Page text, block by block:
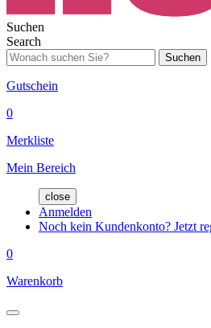
Suchen
Search
Suchen
Gutschein
0
Merkliste
Mein Bereich
close
Anmelden
Noch kein Kundenkonto? Jetzt
0
Warenkorb